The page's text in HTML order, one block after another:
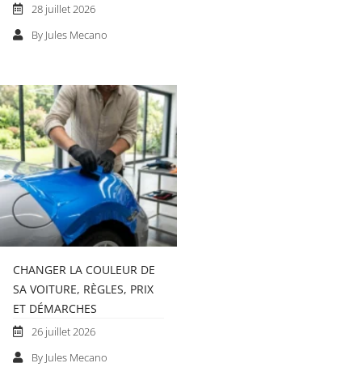
28 juillet 2026
By Jules Mecano
CHANGER LA COULEUR DE
SA VOITURE, RÈGLES, PRIX
ET DÉMARCHES
26 juillet 2026
By Jules Mecano